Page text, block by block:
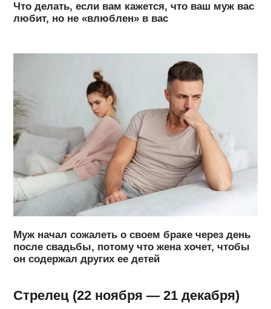
Что делать, если вам кажется, что ваш муж вас
любит, но не «влюблен» в вас
Муж начал сожалеть о своем браке через день
после свадьбы, потому что жена хочет, чтобы
он содержал других ее детей
Стрелец (22 ноября — 21 декабря)